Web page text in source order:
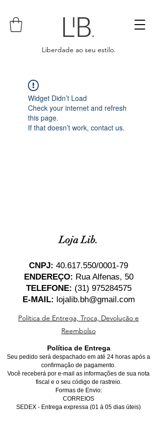
Liberdade ao seu estilo.
Widget Didn’t Load
Check your internet and refresh
this page.
If that doesn’t work, contact us.
Loja Lib.
CNPJ: 40.617.550/0001-79
ENDEREÇO: Rua Alfenas, 50
TELEFONE: (31) 975284575
E-MAIL: lojalib.bh@gmail.com
Política de Entrega, Troca, Devolução e
Reembolso
Política de Entrega
Seu pedido será despachado em até 24 horas após a
confirmação de pagamento.
Você receberá por e-mail as informações de sua nota
fiscal e o seu código de rastreio.
Formas de Envio:
CORREIOS
SEDEX - Entrega expressa (01 á 05 dias úteis)